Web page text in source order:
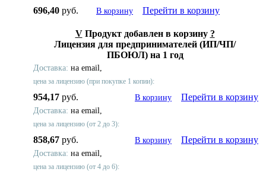
696,40 руб. В корзину Перейти в корзину
V Продукт добавлен в корзину ?
Лицензия для предпринимателей (ИП/ЧП/
ПБОЮЛ) на 1 год
Доставка: на email,
цена за лицензию (при покупке 1 копии):
954,17 руб. В корзину Перейти в корзину
Доставка: на email,
цена за лицензию (от 2 до 3):
858,67 руб. В корзину Перейти в корзину
Доставка: на email,
цена за лицензию (от 4 до 6):